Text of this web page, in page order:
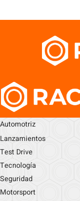
Automotriz
Lanzamientos
Test Drive
Tecnología
Seguridad
Motorsport